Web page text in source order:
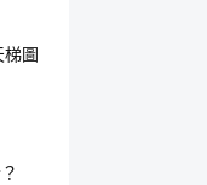
梯圖